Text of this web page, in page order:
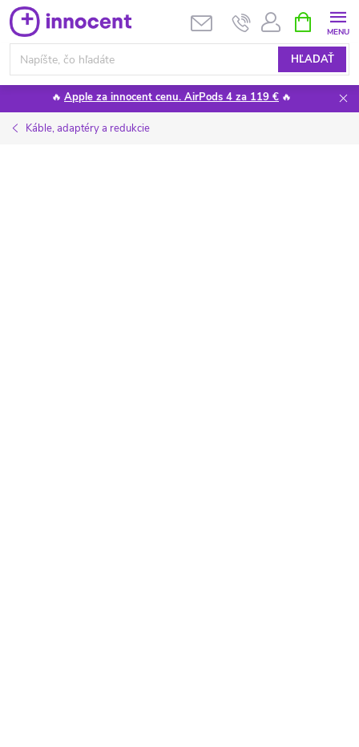
Prejsť
na
obsah
HĽADAŤ
KOŠÍK
🔥 Apple za innocent cenu. AirPods 4 za 119 € 🔥
Káble, adaptéry a redukcie